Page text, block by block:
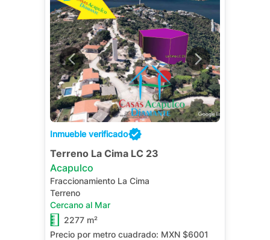
Inmueble verificado
Terreno La Cima LC 23
Acapulco
Fraccionamiento La Cima
Terreno
Cercano al Mar
2277 m²
Precio por metro cuadrado: MXN $6001